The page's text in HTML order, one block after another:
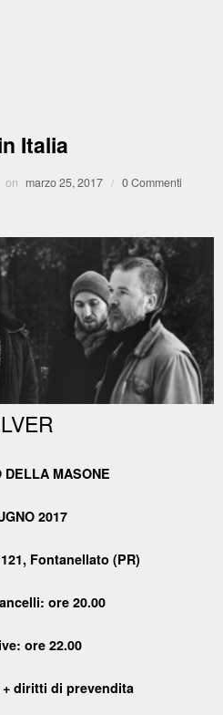
Italia
on marzo 25, 2017 / 0 Commenti
DELLA MASONE
2017
Fontanellato (PR)
ore 20.00
ore 22.00
+ diritti di prevendita